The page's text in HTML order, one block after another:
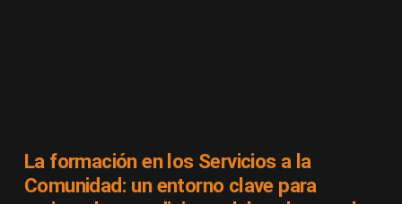
La formación en los Servicios a la
Comunidad: un entorno clave para